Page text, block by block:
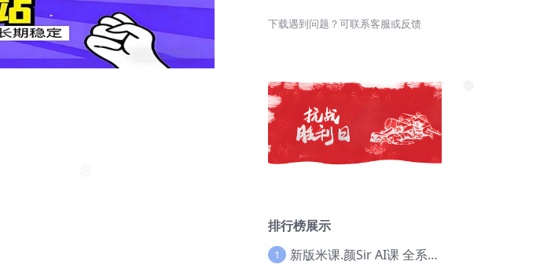
❅ 下载遇到问题？可联系客服或反馈
排行榜展示
1 新版米课.颜Sir AI课 全系列实战教程，价值9800，跨境首选！【Ag-0052】